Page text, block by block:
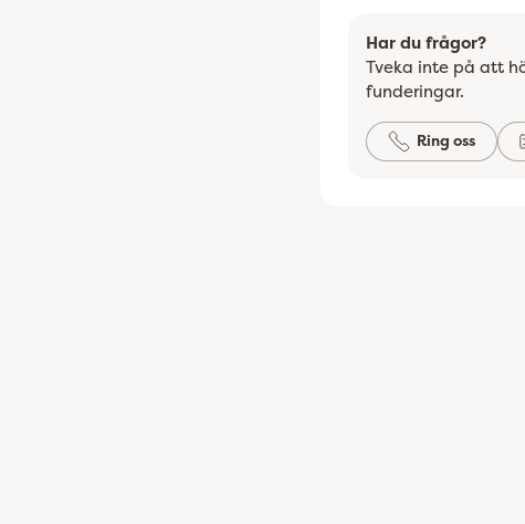
Har du frågor?
Tveka inte på att
funderingar.
Ring oss